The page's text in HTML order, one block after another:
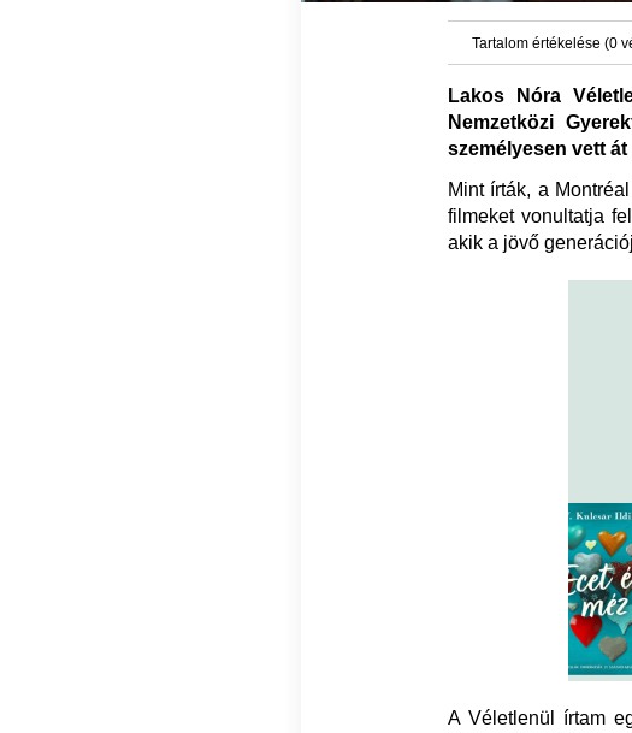
Tartalom értékelése (0
Lakos Nóra
Nemzetközi
személyesen vett át
Mint írták, a
filmeket vonultatja
akik a jövő
A Véletlenül írtam